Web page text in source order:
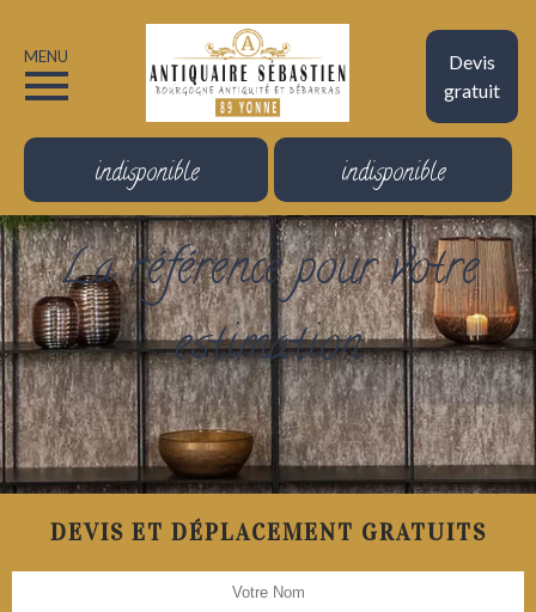
Devis
gratuit
MENU
indisponible indisponible
La référence pour votre
estimation
DEVIS ET DÉPLACEMENT GRATUITS